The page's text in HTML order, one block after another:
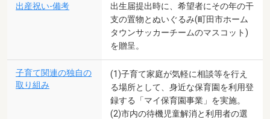
出産祝い-備考
出生届提出時に、希望者にその年の干
支の置物とぬいぐるみ(町田市ホーム
タウンサッカーチームのマスコット)
を贈呈。
子育て関連の独自の
取り組み
(1)子育て家庭が気軽に相談等を行え
る場所として、身近な保育園を利用登
録する「マイ保育園事業」を実施。
(2)市内の待機児童解消と利用者の選